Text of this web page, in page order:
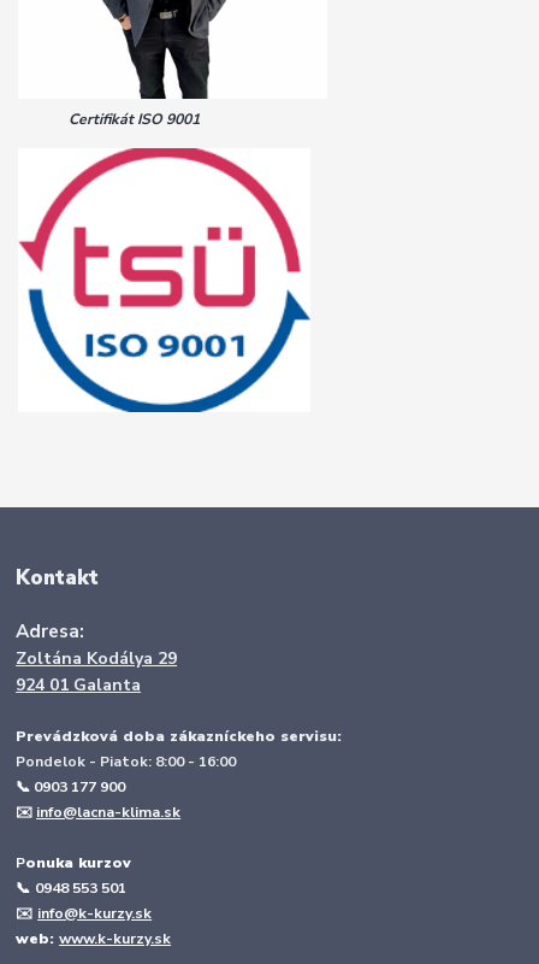
Certifikát ISO 9001
Kontakt
Adresa:
Zoltána Kodálya 29
924 01 Galanta
Prevádzková doba zákazníckeho servisu:
Pondelok - Piatok: 8:00 - 16:00
📞 0903 177 900
✉️ info@lacna-klima.sk
Ponuka kurzov
📞 0948 553 501
✉️ info@k-kurzy.sk
web:www.k-kurzy.sk